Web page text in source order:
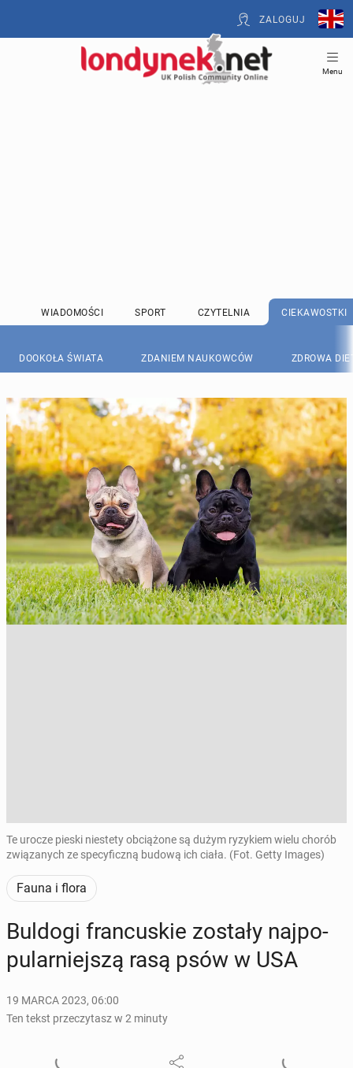
ZALOGUJ
Menu
WIADOMOŚCI SPORT CZYTELNIA CIEKAWOSTKI
DOOKOŁA ŚWIATA ZDANIEM NAUKOWCÓW ZDROWA
Te urocze pieski niestety obciążone są dużym ryzykiem wielu chorób
związanych ze specyficzną budową ich ciała. (Fot. Getty Images)
Fauna i flora
Buldogi fran­cu­skie zostały naj­po­
pu­lar­niej­szą rasą psów w USA
19 MARCA 2023, 06:00
Ten tekst przeczytasz w 2 minuty